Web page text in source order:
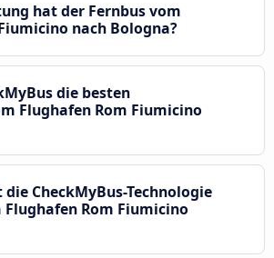
hat der Fernbus vom
nach Bologna?
die besten
Flughafen Rom Fiumicino
CheckMyBus-Technologie
Rom Fiumicino